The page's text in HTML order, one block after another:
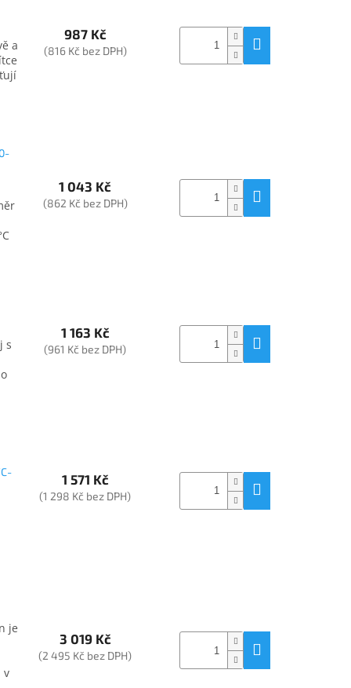
a
987 Kč
(816 Kč bez DPH)
1 043 Kč
(862 Kč bez DPH)
s
1 163 Kč
(961 Kč bez DPH)
1 571 Kč
(1 298 Kč bez DPH)
je
v
3 019 Kč
(2 495 Kč bez DPH)